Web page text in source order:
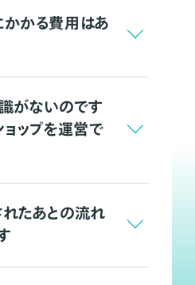
かる費用はあ
がないのです
ョップを運営で
たあとの流れ